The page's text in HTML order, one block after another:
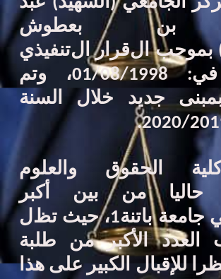
بن بعطوش
بموجب القرارالتنفيذي
مؤرخ في: 01/08/1998، وتم
جديد خلال السنة
/
2020
.
كلية الحقوق والعلوم
حاليا من بين أكبر
باتنة1، حيث تظل
العدد الأكبر من طلبة
للإقبال الكبير على هذا